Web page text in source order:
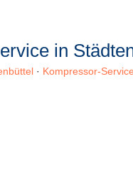
in
· Kompressor-